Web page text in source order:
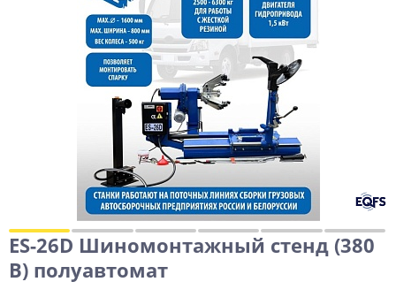
ES-26D Шиномонтажный стенд (380
В) полуавтомат